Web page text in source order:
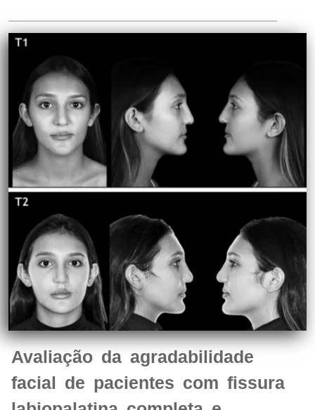
Avaliação da agradabilidade
facial de pacientes com fissura